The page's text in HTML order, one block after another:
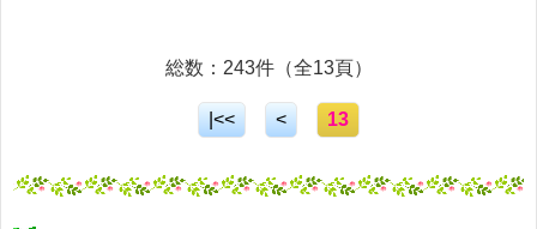
総数：243件（全13頁）
|<< < 13